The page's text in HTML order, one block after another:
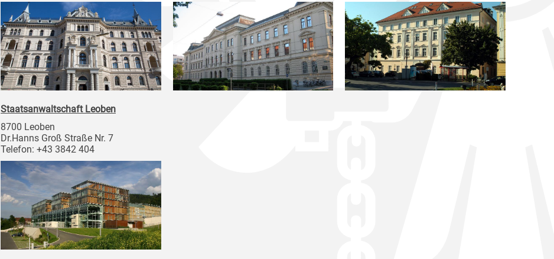
Staatsanwaltschaft Leoben
8700 Leoben
Dr.Hanns Groß Straße Nr. 7
Telefon: +43 3842 404